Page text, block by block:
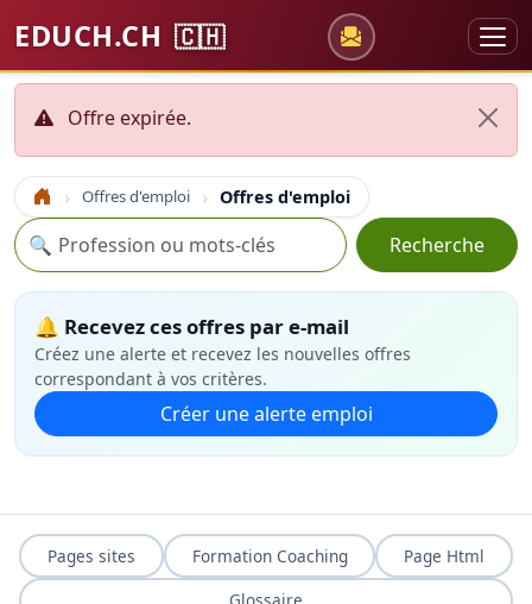
EDUCH.CH 🇨🇭
Offre expirée.
Accueil Offres d'emploi Offres d'emploi
Recherche
🔍 Recherche
🔔 Recevez ces offres par e-mail
Créez une alerte et recevez les nouvelles offres
correspondant à vos critères.
Créer une alerte emploi
Pages sites Formation Coaching
Page Html